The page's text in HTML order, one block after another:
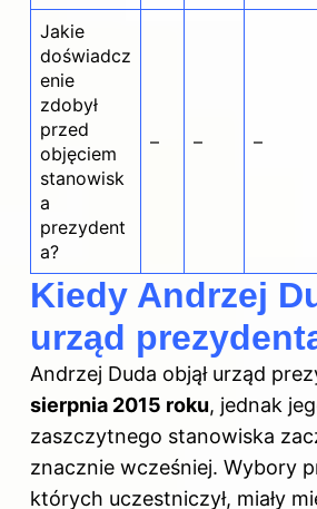
Jakie
doświadcz
enie
zdobył
przed
objęciem
stanowisk
a
prezydent
a?
– – –
Kiedy Andrzej
urząd
Andrzej Duda objął urząd
sierpnia 2015 roku, jednak
zaszczytnego stanowiska
znacznie wcześniej. Wybory
których uczestniczył, miały